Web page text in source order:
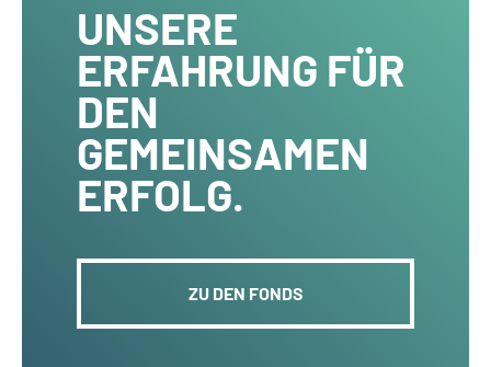
UNSERE
ERFAHRUNG FÜR
DEN
GEMEINSAMEN
ERFOLG.
ZU DEN FONDS